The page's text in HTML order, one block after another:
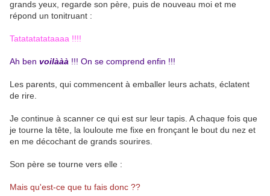
grands yeux, regarde son père, puis de nouveau moi et me
répond un tonitruant :
Tatatatatataaaa !!!!
Ah ben voilààà !!! On se comprend enfin !!!
Les parents, qui commencent à emballer leurs achats, éclatent
de rire.
Je continue à scanner ce qui est sur leur tapis. A chaque fois que
je tourne la tête, la louloute me fixe en fronçant le bout du nez et
en me décochant de grands sourires.
Son père se tourne vers elle :
Mais qu'est-ce que tu fais donc ??